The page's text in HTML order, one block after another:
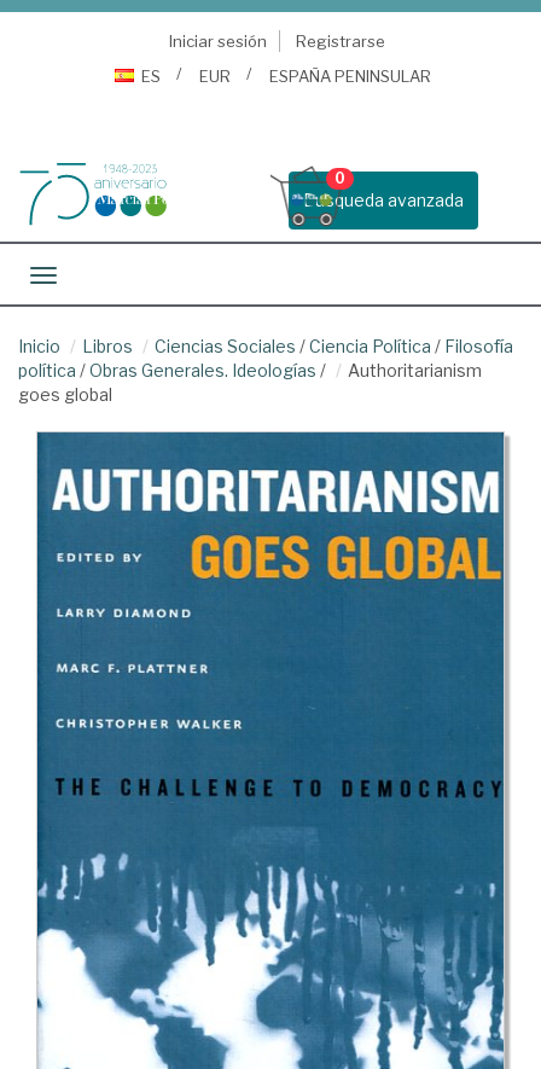
Iniciar sesión
Registrarse
ES
EUR ESPAÑA PENINSULAR
Busqueda avanzada
0
Toggle navigation
Inicio Libros Ciencias Sociales /Ciencia Política / Filosofía
política /Obras Generales. Ideologías /
Authoritarianism
goes global